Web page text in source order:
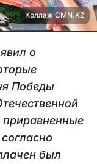
Коллаж CMN.KZ
о
Победы
был